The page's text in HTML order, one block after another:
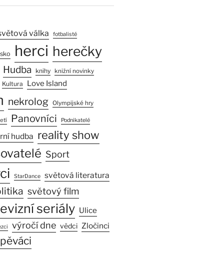
válka fotbalisté
herci herečky
Hudba knihy knižní novinky
Kultura Love Island
nekrolog Olympijské hry
Panovníci Podnikatelé
hudba reality show
Sport
StarDance světová literatura
světový film
seriály Ulice
výročí dne vědci Zločinci